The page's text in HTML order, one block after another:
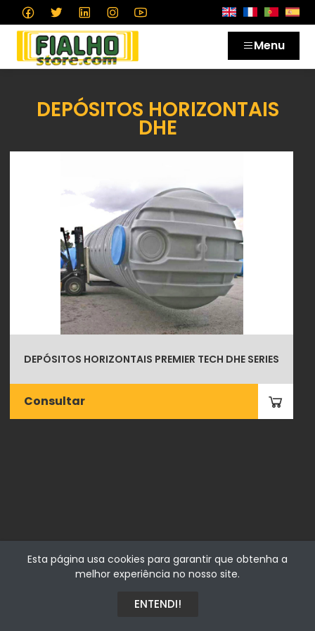
Menu
DEPÓSITOS HORIZONTAIS
DHE
DEPÓSITOS HORIZONTAIS PREMIER TECH DHE SERIES
Consultar
Fialhostore
Fialho & Irmão,Lda. | Horta de Barreiros 7005-208 Évora -
Esta página usa cookies para garantir que obtenha a
melhor experiência no nosso site.
ENTENDI!